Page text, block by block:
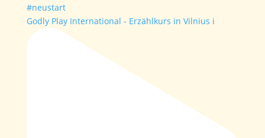
Godly Play International - Erzählkurs in Vilnius i